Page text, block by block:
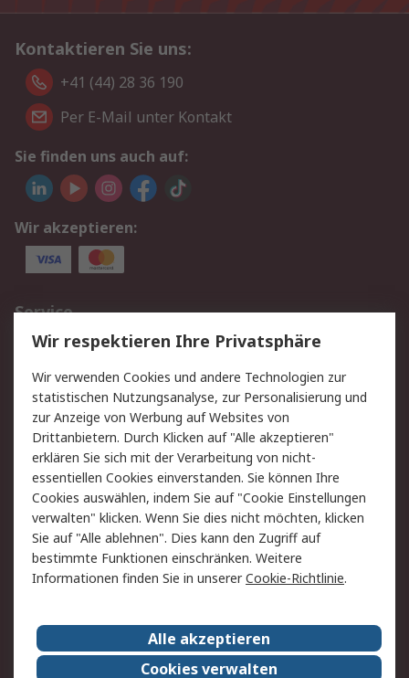
Kontaktieren Sie uns:
+41 (44) 28 36 190
Per E-Mail unter Kontakt
Sie finden uns auch auf:
Wir akzeptieren:
Service
Value Added Services
Lieferlösungen
Rücksendungen
Kontakt
Hilfe
Rechtliches
AGB
Datenschutz
Cookie-Richtlinie
Zahlungsbedingungen
Copyright/Impressum
Über RS
Karriere bei RS
Nachhaltigkeit
Qualität/Umwelt/ZertifikatePresse-Center
Wir respektieren Ihre Privatsphäre
Wir verwenden Cookies und andere Technologien zur
statistischen Nutzungsanalyse, zur Personalisierung und
zur Anzeige von Werbung auf Websites von
Drittanbietern. Durch Klicken auf "Alle akzeptieren"
erklären Sie sich mit der Verarbeitung von nicht-
essentiellen Cookies einverstanden. Sie können Ihre
Cookies auswählen, indem Sie auf "Cookie Einstellungen
verwalten" klicken. Wenn Sie dies nicht möchten, klicken
Sie auf "Alle ablehnen". Dies kann den Zugriff auf
bestimmte Funktionen einschränken. Weitere
Informationen finden Sie in unsererCookie-Richtlinie.
Alle akzeptieren
Cookies verwalten